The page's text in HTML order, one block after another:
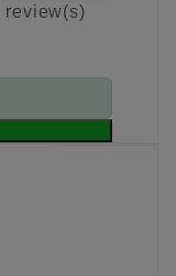
review(s)